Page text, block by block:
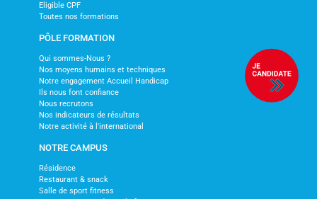
Eligible CPF
Toutes nos formations
PÔLE FORMATION
Qui sommes-Nous ?
Nos moyens humains et techniques
Notre engagement Accueil Handicap
Ils nous font confiance
Nous recrutons
Nos indicateurs de résultats
Notre activité à l'international
NOTRE CAMPUS
Résidence
Restaurant & snack
Salle de sport fitness